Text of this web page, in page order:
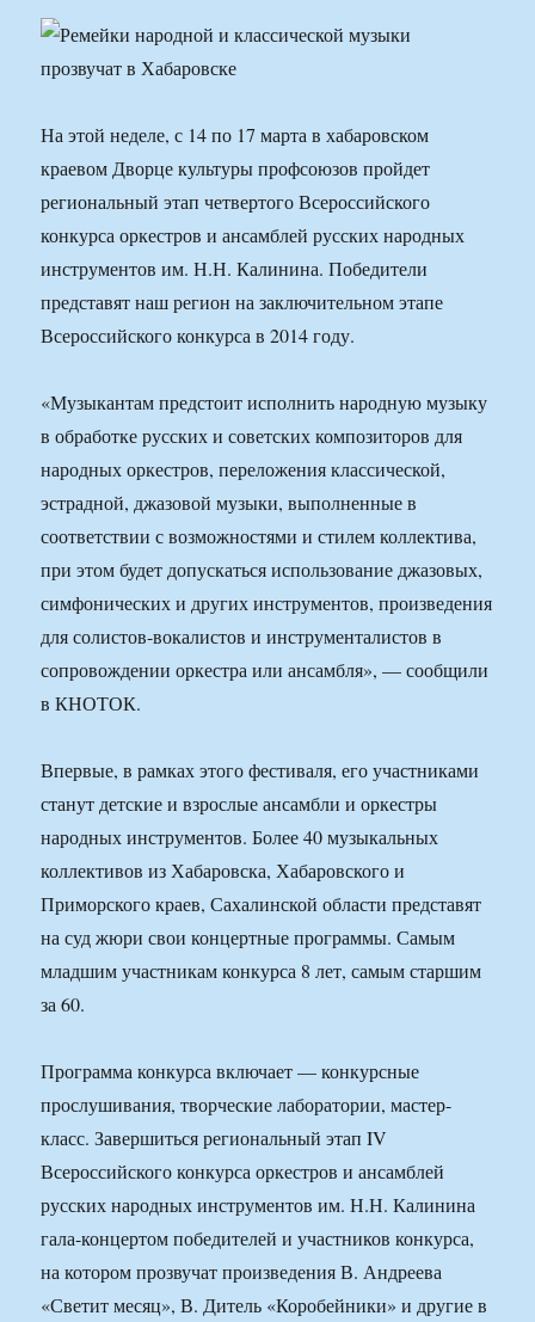
На этой неделе, с 14 по 17 марта в хабаровском
краевом Дворце культуры профсоюзов пройдет
региональный этап четвертого Всероссийского
конкурса оркестров и ансамблей русских народных
инструментов им. Н.Н. Калинина. Победители
представят наш регион на заключительном этапе
Всероссийского конкурса в 2014 году.
«Музыкантам предстоит исполнить народную музыку
в обработке русских и советских композиторов для
народных оркестров, переложения классической,
эстрадной, джазовой музыки, выполненные в
соответствии с возможностями и стилем коллектива,
при этом будет допускаться использование джазовых,
симфонических и других инструментов, произведения
для солистов-вокалистов и инструменталистов в
сопровождении оркестра или ансамбля», — сообщили
в КНОТОК.
Впервые, в рамках этого фестиваля, его участниками
станут детские и взрослые ансамбли и оркестры
народных инструментов. Более 40 музыкальных
коллективов из Хабаровска, Хабаровского и
Приморского краев, Сахалинской области представят
на суд жюри свои концертные программы. Самым
младшим участникам конкурса 8 лет, самым старшим
за 60.
Программа конкурса включает — конкурсные
прослушивания, творческие лаборатории, мастер-
класс. Завершиться региональный этап IV
Всероссийского конкурса оркестров и ансамблей
русских народных инструментов им. Н.Н. Калинина
гала-концертом победителей и участников конкурса,
на котором прозвучат произведения В. Андреева
«Светит месяц», В. Дитель «Коробейники» и другие в